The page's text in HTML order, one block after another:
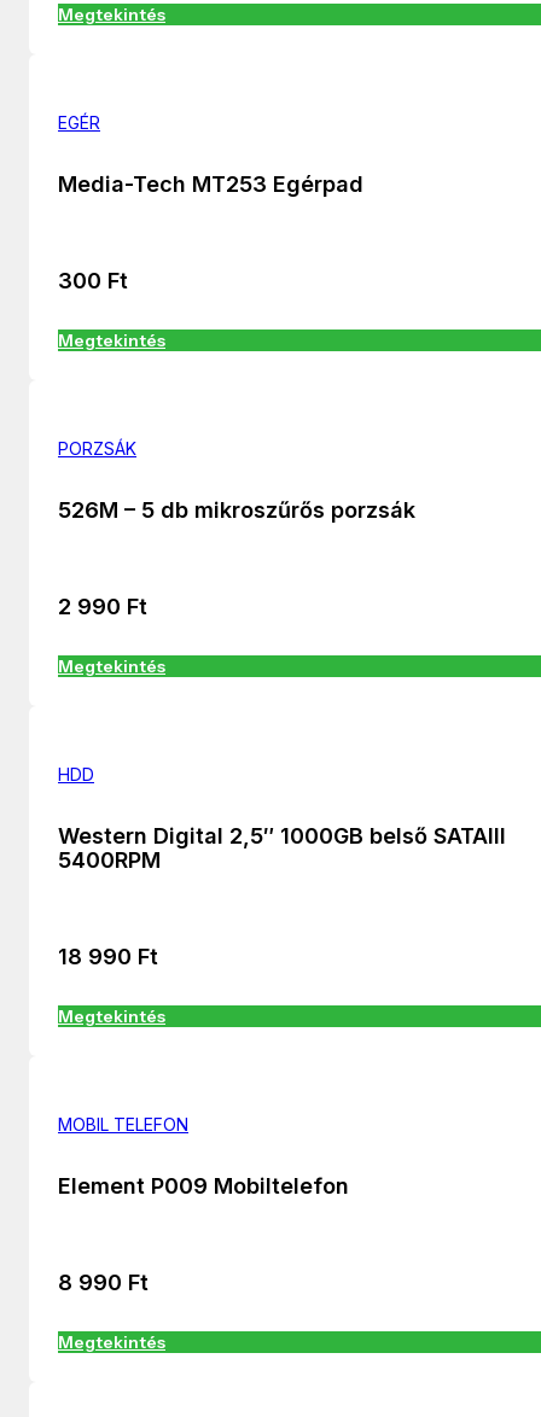
Megtekintés
EGÉR
Media-Tech MT253 Egérpad
300 Ft
Megtekintés
PORZSÁK
526M – 5 db mikroszűrős porzsák
2 990 Ft
Megtekintés
HDD
Western Digital 2,5″ 1000GB belső SATAIII
5400RPM
18 990 Ft
Megtekintés
MOBIL TELEFON
Element P009 Mobiltelefon
8 990 Ft
Megtekintés